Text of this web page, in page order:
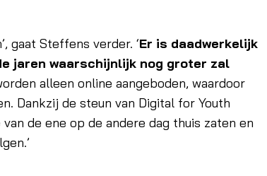
gaat Steffens verder. ‘Er is daadwerkelijk
jaren waarschijnlijk nog groter zal
alleen online aangeboden, waardoor
Dankzij de steun van Digital for Youth
de ene op de andere dag thuis zaten en